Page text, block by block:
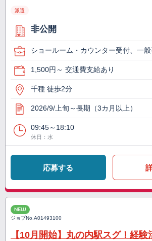
派遣
非公開
ショールーム・カウンター受付、一
1,500円～ 交通費支給あり
千種 徒歩2分
2026/9/上旬～長期（3カ月以上）
09:45～18:10
休日：水
応募する
NEW
ジョブNo.A01493100
【10月開始】丸の内駅スグ！経